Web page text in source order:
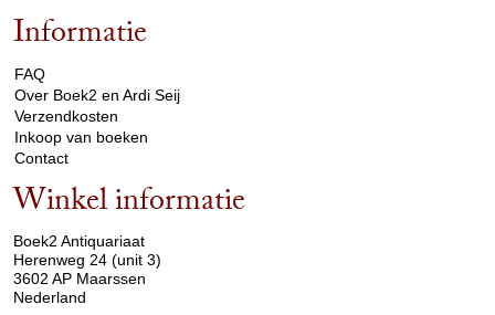
Informatie
FAQ
Over Boek2 en Ardi Seij
Verzendkosten
Inkoop van boeken
Contact
Winkel informatie
Boek2 Antiquariaat
Herenweg 24 (unit 3)
3602 AP Maarssen
Nederland